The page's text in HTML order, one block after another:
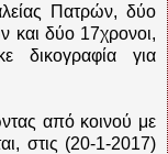
Πατρών, δύο
και δύο 17χρονοι,
δικογραφία για
από κοινού με
στις (20-1-2017)